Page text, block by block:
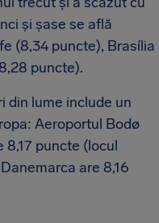
și șase se află
(8,34 puncte), Brasília
puncte).
din lume include un
Aeroportul Bodø
puncte (locul
are 8,16